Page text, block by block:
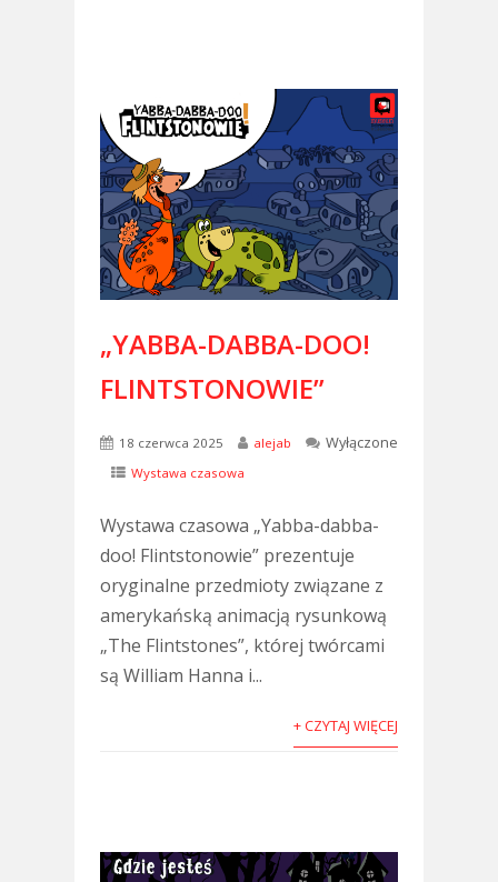
„YABBA-DABBA-DOO!
FLINTSTONOWIE”
18 czerwca 2025 alejab Wyłączone
Wystawa czasowa
Wystawa czasowa „Yabba-dabba-
doo! Flintstonowie” prezentuje
oryginalne przedmioty związane z
amerykańską animacją rysunkową
„The Flintstones”, której twórcami
są William Hanna i...
+ CZYTAJ WIĘCEJ